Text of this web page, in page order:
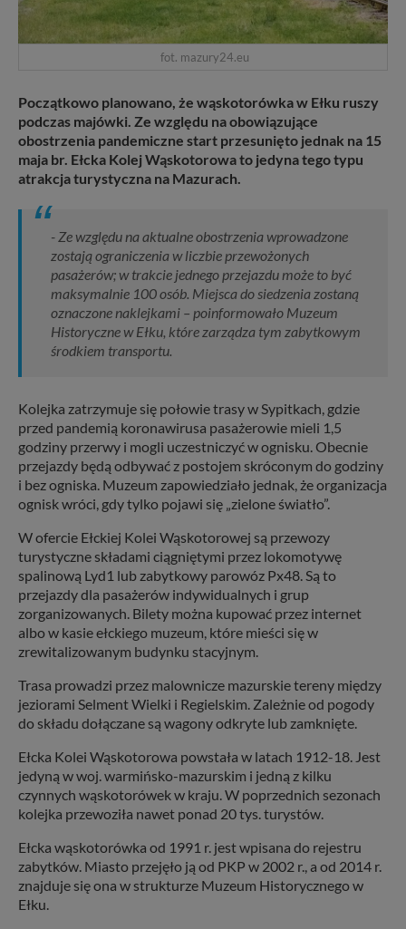
fot. mazury24.eu
Początkowo planowano, że wąskotorówka w Ełku ruszy
podczas majówki. Ze względu na obowiązujące
obostrzenia pandemiczne start przesunięto jednak na 15
maja br. Ełcka Kolej Wąskotorowa to jedyna tego typu
atrakcja turystyczna na Mazurach.
- Ze względu na aktualne obostrzenia wprowadzone
zostają ograniczenia w liczbie przewożonych
pasażerów; w trakcie jednego przejazdu może to być
maksymalnie 100 osób. Miejsca do siedzenia zostaną
oznaczone naklejkami – poinformowało Muzeum
Historyczne w Ełku, które zarządza tym zabytkowym
środkiem transportu.
Kolejka zatrzymuje się połowie trasy w Sypitkach, gdzie
przed pandemią koronawirusa pasażerowie mieli 1,5
godziny przerwy i mogli uczestniczyć w ognisku. Obecnie
przejazdy będą odbywać z postojem skróconym do godziny
i bez ogniska. Muzeum zapowiedziało jednak, że organizacja
ognisk wróci, gdy tylko pojawi się „zielone światło”.
W ofercie Ełckiej Kolei Wąskotorowej są przewozy
turystyczne składami ciągniętymi przez lokomotywę
spalinową Lyd1 lub zabytkowy parowóz Px48. Są to
przejazdy dla pasażerów indywidualnych i grup
zorganizowanych. Bilety można kupować przez internet
albo w kasie ełckiego muzeum, które mieści się w
zrewitalizowanym budynku stacyjnym.
Trasa prowadzi przez malownicze mazurskie tereny między
jeziorami Selment Wielki i Regielskim. Zależnie od pogody
do składu dołączane są wagony odkryte lub zamknięte.
Ełcka Kolei Wąskotorowa powstała w latach 1912-18. Jest
jedyną w woj. warmińsko-mazurskim i jedną z kilku
czynnych wąskotorówek w kraju. W poprzednich sezonach
kolejka przewoziła nawet ponad 20 tys. turystów.
Ełcka wąskotorówka od 1991 r. jest wpisana do rejestru
zabytków. Miasto przejęło ją od PKP w 2002 r., a od 2014 r.
znajduje się ona w strukturze Muzeum Historycznego w
Ełku.